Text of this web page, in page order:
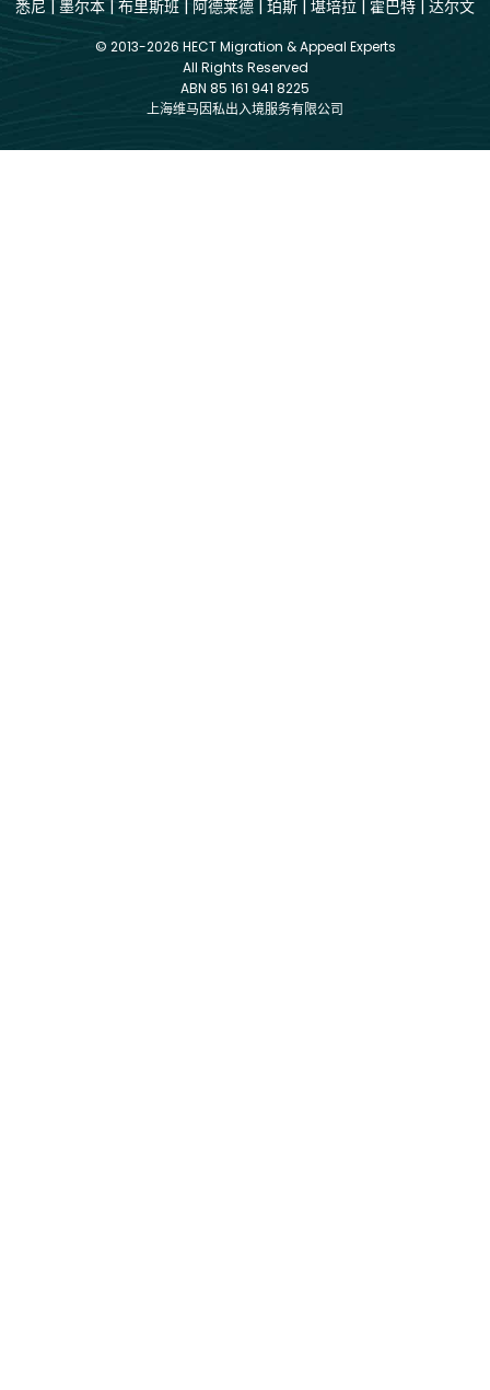
悉尼 | 墨尔本 | 布里斯班 | 阿德莱德 | 珀斯 | 堪培拉 | 霍巴特 | 达尔文
© 2013-2026 HECT Migration & Appeal Experts
All Rights Reserved
ABN 85 161 941 8225
上海维马因私出入境服务有限公司